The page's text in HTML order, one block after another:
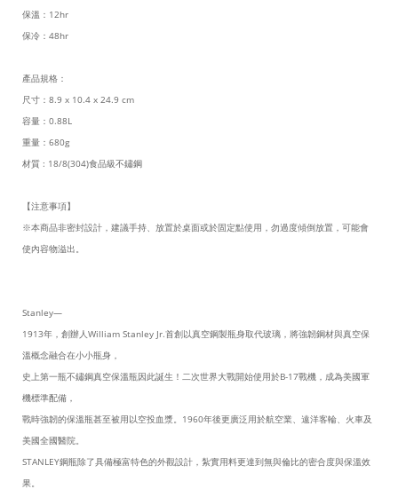
保溫：12hr
保冷：48hr
產品規格：
尺寸：8.9 x 10.4 x 24.9 cm
容量：0.88L
重量：680g
材質 : 18/8(304)食品級不鏽鋼
【注意事項】
※本商品非密封設計，建議手持、放置於桌面或於固定點使用，勿過度傾倒放置，可能會
使內容物溢出。
Stanley—
1913年，創辦人William Stanley Jr.首創以真空鋼製瓶身取代玻璃，將強韌鋼材與真空保
溫概念融合在小小瓶身，
史上第一瓶不鏽鋼真空保溫瓶因此誕生！二次世界大戰開始使用於B-17戰機，成為美國軍
機標準配備，
戰時強韌的保溫瓶甚至被用以空投血漿。1960年後更廣泛用於航空業、遠洋客輪、火車及
美國全國醫院。​
​STANLEY鋼瓶除了具備極富特色的外觀設計，紮實用料更達到無與倫比的密合度與保溫效
果。